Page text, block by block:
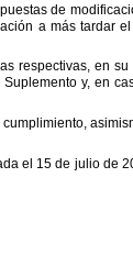
de
a más tardar el
respectivas, en su
Suplemento y, en
cumplimiento,
el 15 de julio de